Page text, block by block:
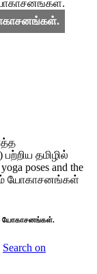
தமிழில்
poses and the
யோகாசனங்கள்
யோகாசனங்கள்.
Search on